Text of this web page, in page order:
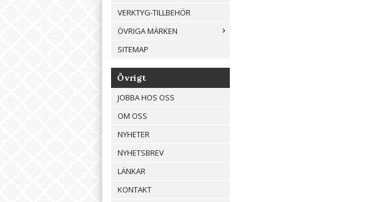
VERKTYG-TILLBEHÖR
ÖVRIGA MÄRKEN
SITEMAP
Övrigt
JOBBA HOS OSS
OM OSS
NYHETER
NYHETSBREV
LÄNKAR
KONTAKT